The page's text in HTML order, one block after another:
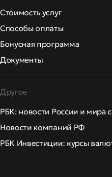
Стоимость услуг
Способы оплаты
Бонусная программа
Документы
Другое
РБК: новости России и мира
Новости компаний РФ
РБК Инвестиции: курсы